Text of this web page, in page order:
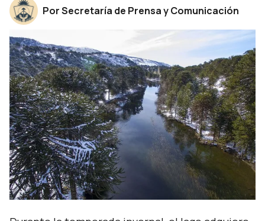
Por Secretaría de Prensa y Comunicación